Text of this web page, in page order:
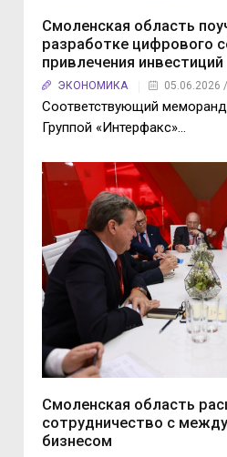
Смоленская область
разработке цифрового
привлечения инвестиций
ЭКОНОМИКА 05.06.2026
Соответствующий
Группой «Интерфакс»…
Смоленская область
сотрудничество с
бизнесом